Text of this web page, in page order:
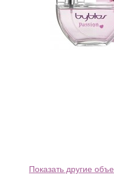
Показать другие